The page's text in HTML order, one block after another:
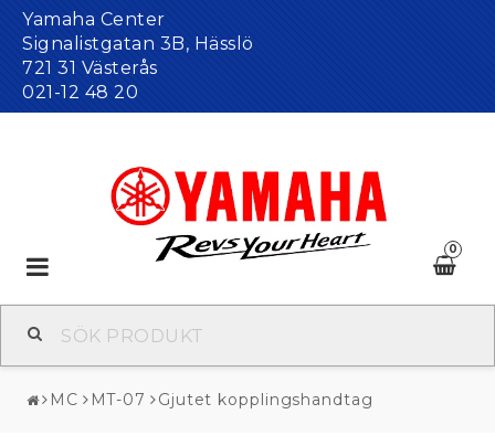
Yamaha Center
Signalistgatan 3B, Hässlö
721 31 Västerås
021-12 48 20
0
Toggle
navigation
MC MT-07 Gjutet kopplingshandtag